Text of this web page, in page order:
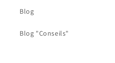
Blog
Blog "Conseils"